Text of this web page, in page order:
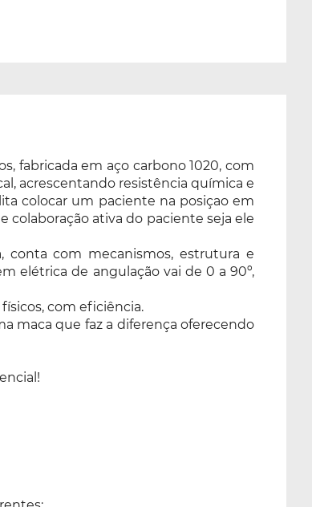
fabricada em aço carbono 1020, com
acrescentando resistência química e
colocar um paciente na posiçao em
colaboração ativa do paciente seja ele
conta com mecanismos, estrutura e
elétrica de angulação vai de 0 a 90º,
com eficiência.
maca que faz a diferença oferecendo